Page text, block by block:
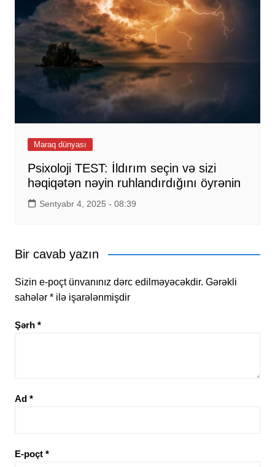
Maraq dünyası
Psixoloji TEST: İldırım seçin və sizi
həqiqətən nəyin ruhlandırdığını öyrənin
Sentyabr 4, 2025 - 08:39
Bir cavab yazın
Sizin e-poçt ünvanınız dərc edilməyəcəkdir. Gərəkli
sahələr *ilə işarələnmişdir
Şərh *
Ad *
E-poçt *